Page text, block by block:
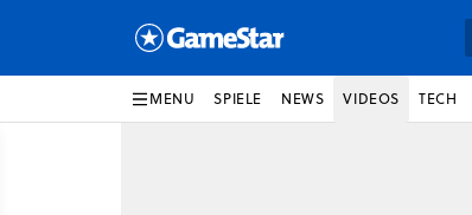
MENU SPIELE NEWS VIDEOS TECH